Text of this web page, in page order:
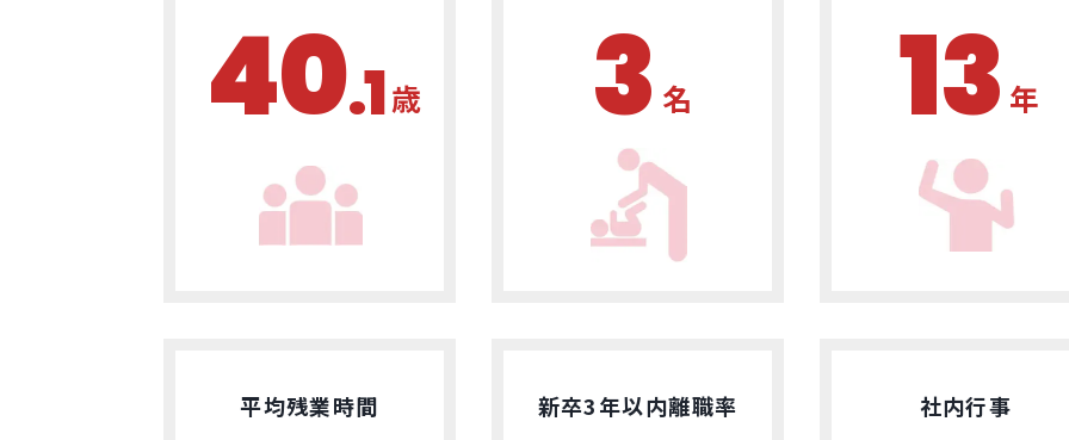
40.1歳 3 名 13 年
平均残業時間 新卒3年以内離職率 社内行事